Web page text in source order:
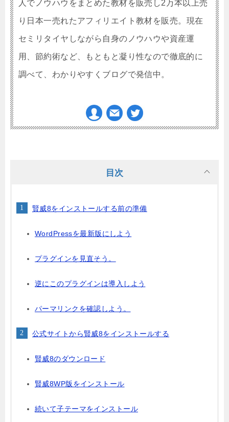
人でノウハウをまとめた教材を販売し2万本以上売
り日本一売れたアフィリエイト教材を販売。 現在
セミリタイヤしながら自身のノウハウや資産運
用、節約術など、もともと凝り性なので徹底的に
調べて、わかりやすくブログで発信中。
目次
賢威8をインストールする前の準備
WordPressを最新版にしよう
プラグインを見直そう。
逆にこのプラグインは導入しよう
パーマリンクを確認しよう。
公式サイトから賢威8をインストールする
賢威8のダウンロード
賢威8WP版をインストール
続いて子テーマをインストール